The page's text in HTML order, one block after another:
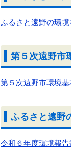
ふるさと遠野の環
第５次遠野市
第５次遠野市環境
ふるさと遠野
令和６年度環境報